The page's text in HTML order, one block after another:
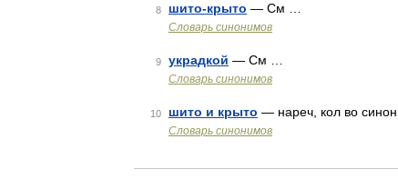
8 шито-крыто — См …
Словарь синонимов
9 украдкой — См …
Словарь синонимов
10 шито и крыто — нареч, кол во
Словарь синонимов